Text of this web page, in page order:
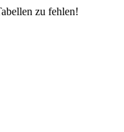
zu fehlen!